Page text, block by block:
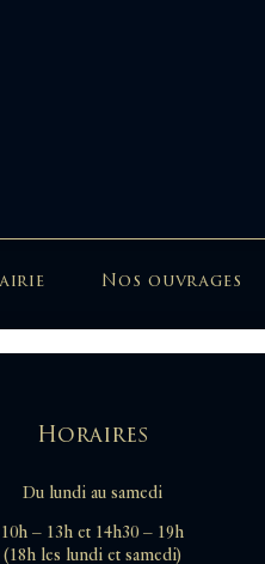
Nos ouvrages
Horaires
Du lundi au samedi
10h – 13h et 14h30 – 19h
(18h les lundi et samedi)